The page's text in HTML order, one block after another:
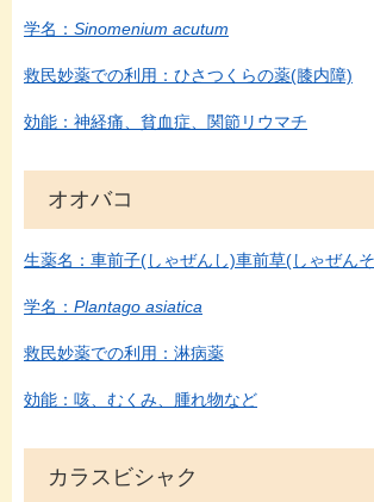
学名： Sinomenium acutum
救民妙薬での利用：ひさつくらの薬(膝内障)
効能：神経痛、貧血症、関節リウマチ
オオバコ
生薬名：車前子(しゃぜんし)車前草(しゃぜん
学名： Plantago asiatica
救民妙薬での利用：淋病薬
効能：咳、むくみ、腫れ物など
カラスビシャク